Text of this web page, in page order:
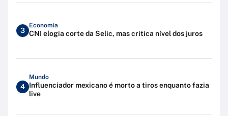
3
Economia
CNI elogia corte da Selic, mas critica nível dos juros
4
Mundo
Influenciador mexicano é morto a tiros enquanto fazia
live